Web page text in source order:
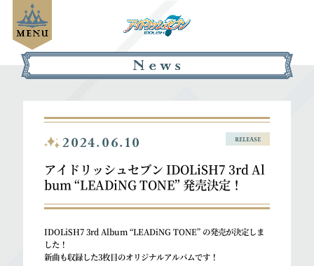
2024.06.10 RELEASE
アイドリッシュセブン IDOLiSH7 3rd Al
bum “LEADiNG TONE” 発売決定！
IDOLiSH7 3rd Album “LEADiNG TONE” の発売が決定しま
した！
新曲も収録した3枚目のオリジナルアルバムです！